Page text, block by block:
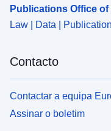
Publications Office
Law | Data |
Contacto
Contactar a equipa
Assinar o boletim